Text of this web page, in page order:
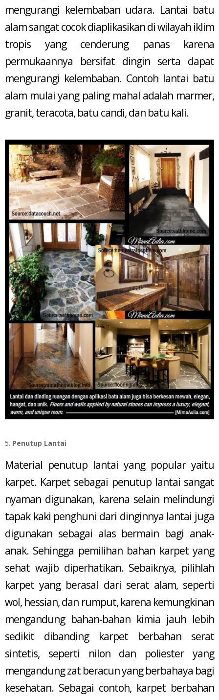
mengurangi kelembaban udara. Lantai batu
alam sangat cocok diaplikasikan di wilayah iklim
tropis yang cenderung panas karena
permukaannya bersifat dingin serta dapat
mengurangi kelembaban. Contoh lantai batu
alam mulai yang paling mahal adalah marmer,
granit, teracota, batu candi, dan batu kali.
Penutup Lantai
Material penutup lantai yang popular yaitu
karpet. Karpet sebagai penutup lantai sangat
nyaman digunakan, karena selain melindungi
tapak kaki penghuni dari dinginnya lantai juga
digunakan sebagai alas bermain bagi anak-
anak. Sehingga pemilihan bahan karpet yang
sehat wajib diperhatikan. Sebaiknya, pilihlah
karpet yang berasal dari serat alam, seperti
wol, hessian, dan rumput, karena kemungkinan
mengandung bahan-bahan kimia jauh lebih
sedikit dibanding karpet berbahan serat
sintetis, seperti nilon dan poliester yang
mengandung zat beracun yang berbahaya bagi
kesehatan. Sebagai contoh, karpet berbahan